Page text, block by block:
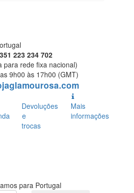
223 234 702
para rede fixa nacional)
9h00 às 17h00 (GMT)
Devoluções
e
trocas
Mais
informações
para Portugal